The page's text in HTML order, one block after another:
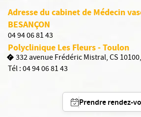
Adresse du cabinet de Médecin
BESANÇON
04 94 06 81 43
Polyclinique Les Fleurs - Toulon
332 avenue Frédéric Mistral, CS
Tél :04 94 06 81 43
Prendre rendez-